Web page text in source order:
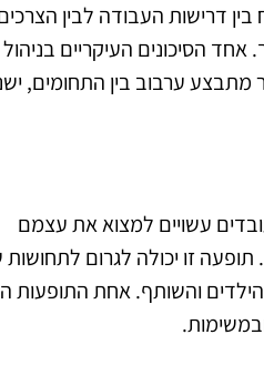
דרישות העבודה לבין
הסיכונים העיקריים
מתבצע ערבוב בין התחומים,
עשויים למצוא את עצמם
זו יכולה לגרום
והשותף. אחת התופעות